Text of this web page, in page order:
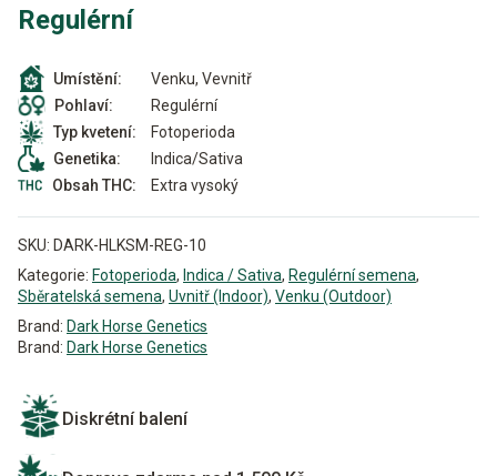
Regulérní
Umístění:
Venku, Vevnitř
Pohlaví:
Regulérní
Typ kvetení:
Fotoperioda
Genetika:
Indica/Sativa
Obsah THC:
Extra vysoký
SKU: DARK-HLKSM-REG-10
Kategorie: Fotoperioda, Indica / Sativa, Regulérní semena,
Sběratelská semena, Uvnitř (Indoor), Venku (Outdoor)
Brand: Dark Horse Genetics
Brand: Dark Horse Genetics
Diskrétní balení